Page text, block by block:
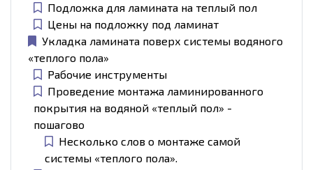
Подложка для ламината на теплый пол
Цены на подложку под ламинат
Укладка ламината поверх системы водяного
«теплого пола»
Рабочие инструменты
Проведение монтажа ламинированного
покрытия на водяной «теплый пол» -
пошагово
Несколько слов о монтаже самой
системы «теплого пола».